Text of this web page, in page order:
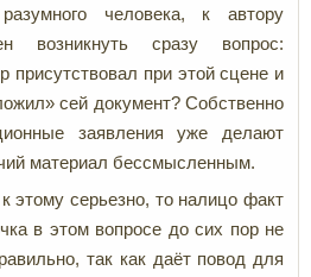
человека, к автору
возникнуть сразу вопрос:
присутствовал при этой сцене и
сей документ? Собственно
заявления уже делают
материал бессмысленным.
этому серьезно, то налицо факт
в этом вопросе до сих пор не
так как даёт повод для